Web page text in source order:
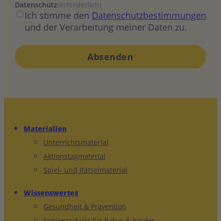
Datenschutz(erforderlich)
Ich stimme den Datenschutzbestimmungen
und der Verarbeitung meiner Daten zu.
Materialien
Unterrichtsmaterial
Aktionstagmaterial
Spiel- und Rätselmaterial
Wissenswertes
Gesundheit & Prävention